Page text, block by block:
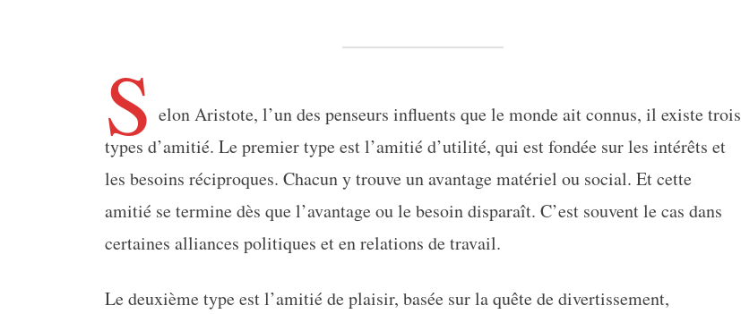
S elon Aristote, l’un des penseurs influents que le monde ait connus, il existe trois
types d’amitié. Le premier type est l’amitié d’utilité, qui est fondée sur les intérêts et
les besoins réciproques. Chacun y trouve un avantage matériel ou social. Et cette
amitié se termine dès que l’avantage ou le besoin disparaît. C’est souvent le cas dans
certaines alliances politiques et en relations de travail.
Le deuxième type est l’amitié de plaisir, basée sur la quête de divertissement,